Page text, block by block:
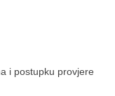
i postupku provjere